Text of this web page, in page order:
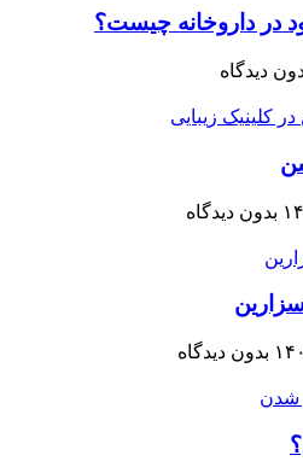
در داروخانه چیست؟
دیدگاه
بدون دیدگاه
سزارین
بدون دیدگاه